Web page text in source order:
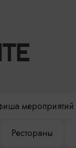
мероприятий
Рестораны